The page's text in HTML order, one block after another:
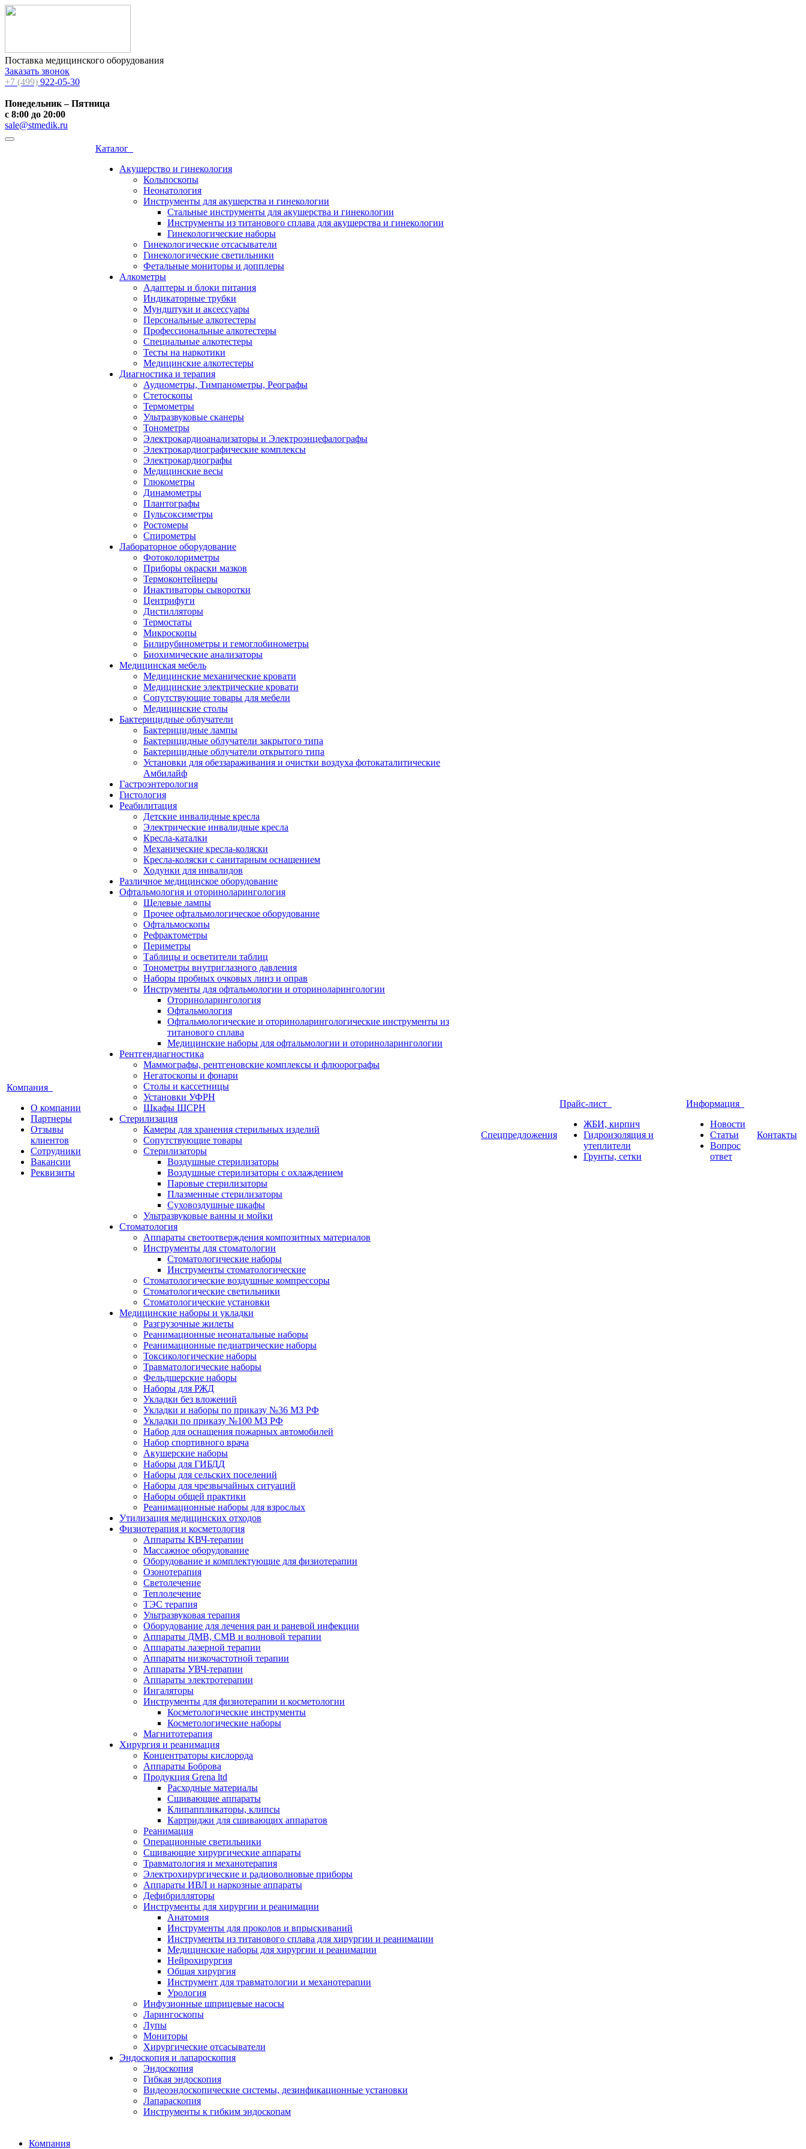
Поставка медицинского оборудования
Заказать звонок
+7 (499) 922-05-30
Понедельник – Пятница
с 8:00 до 20:00
sale@stmedik.ru
Компания
О компании
Партнеры
Отзывы
клиентов
Сотрудники
Вакансии
Реквизиты
Каталог
Акушерство и гинекология
Кольпоскопы
Неонатология
Инструменты для акушерства и гинекологии
Стальные инструменты для акушерства и гинекологии
Инструменты из титанового сплава для акушерства и гинекологии
Гинекологические наборы
Гинекологические отсасыватели
Гинекологические светильники
Фетальные мониторы и допплеры
Алкометры
Адаптеры и блоки питания
Индикаторные трубки
Мундштуки и аксессуары
Персональные алкотестеры
Профессиональные алкотестеры
Специальные алкотестеры
Тесты на наркотики
Медицинские алкотестеры
Диагностика и терапия
Аудиометры, Тимпанометры, Реографы
Стетоскопы
Термометры
Ультразвуковые сканеры
Тонометры
Электрокардиоанализаторы и Электроэнцефалографы
Электрокардиографические комплексы
Электрокардиографы
Медицинские весы
Глюкометры
Динамометры
Плантографы
Пульсоксиметры
Ростомеры
Спирометры
Лабораторное оборудование
Фотоколориметры
Приборы окраски мазков
Термоконтейнеры
Инактиваторы сыворотки
Центрифуги
Дистилляторы
Термостаты
Микроскопы
Билирубинометры и гемоглобинометры
Биохимические анализаторы
Медицинская мебель
Медицинские механические кровати
Медицинские электрические кровати
Сопутствующие товары для мебели
Медицинские столы
Бактерицидные облучатели
Бактерицидные лампы
Бактерицидные облучатели закрытого типа
Бактерицидные облучатели открытого типа
Установки для обеззараживания и очистки воздуха фотокаталитические
Амбилайф
Гастроэнтерология
Гистология
Реабилитация
Детские инвалидные кресла
Электрические инвалидные кресла
Кресла-каталки
Механические кресла-коляски
Кресла-коляски с санитарным оснащением
Ходунки для инвалидов
Различное медицинское оборудование
Офтальмология и оториноларингология
Щелевые лампы
Прочее офтальмологическое оборудование
Офтальмоскопы
Рефрактометры
Периметры
Таблицы и осветители таблиц
Тонометры внутриглазного давления
Наборы пробных очковых линз и оправ
Инструменты для офтальмологии и оториноларингологии
Оториноларингология
Офтальмология
Офтальмологические и оториноларингологические инструменты из
титанового сплава
Медицинские наборы для офтальмологии и оториноларингологии
Рентгендиагностика
Маммографы, рентгеновские комплексы и флюорографы
Негатоскопы и фонари
Столы и кассетницы
Установки УФРН
Шкафы ШСРН
Стерилизация
Камеры для хранения стерильных изделий
Сопутствующие товары
Стерилизаторы
Воздушные стерилизаторы
Воздушные стерилизаторы с охлаждением
Паровые стерилизаторы
Плазменные стерилизаторы
Суховоздушные шкафы
Ультразвуковые ванны и мойки
Стоматология
Аппараты светоотверждения композитных материалов
Инструменты для стоматологии
Стоматологические наборы
Инструменты стоматологические
Стоматологические воздушные компрессоры
Стоматологические светильники
Стоматологические установки
Медицинские наборы и укладки
Разгрузочные жилеты
Реанимационные неонатальные наборы
Реанимационные педиатрические наборы
Токсикологические наборы
Травматологические наборы
Фельдшерские наборы
Наборы для РЖД
Укладки без вложений
Укладки и наборы по приказу №36 МЗ РФ
Укладки по приказу №100 МЗ РФ
Набор для оснащения пожарных автомобилей
Набор спортивного врача
Акушерские наборы
Наборы для ГИБДД
Наборы для сельских поселений
Наборы для чрезвычайных ситуаций
Наборы общей практики
Реанимационные наборы для взрослых
Утилизация медицинских отходов
Физиотерапия и косметология
Аппараты KВЧ-терапии
Массажное оборудование
Оборудование и комплектующие для физиотерапии
Озонотерапия
Светолечение
Теплолечение
ТЭС терапия
Ультразвуковая терапия
Оборудование для лечения ран и раневой инфекции
Аппараты ДМВ, СМВ и волновой терапии
Аппараты лазерной терапии
Аппараты низкочастотной терапии
Аппараты УВЧ-терапии
Аппараты электротерапии
Ингаляторы
Инструменты для физиотерапии и косметологии
Косметологические инструменты
Косметологические наборы
Магнитотерапия
Хирургия и реанимация
Концентраторы кислорода
Аппараты Боброва
Продукция Grena ltd
Расходные материалы
Сшивающие аппараты
Клипаппликаторы, клипсы
Картриджи для сшивающих аппаратов
Реанимация
Операционные светильники
Сшивающие хирургические аппараты
Травматология и механотерапия
Электрохирургические и радиоволновые приборы
Аппараты ИВЛ и наркозные аппараты
Дефибрилляторы
Инструменты для хирургии и реанимации
Анатомия
Инструменты для проколов и впрыскиваний
Инструменты из титанового сплава для хирургии и реанимации
Медицинские наборы для хирургии и реанимации
Нейрохирургия
Общая хирургия
Инструмент для травматологии и механотерапии
Урология
Инфузионные шприцевые насосы
Ларингоскопы
Лупы
Мониторы
Хирургические отсасыватели
Эндоскопия и лапароскопия
Эндоскопия
Гибкая эндоскопия
Видеоэндоскопические системы, дезинфикационные установки
Лапараскопия
Инструменты к гибким эндоскопам
Спецпредложения
Прайс-лист
ЖБИ, кирпич
Гидроизоляция и
утеплители
Грунты, сетки
Информация
Новости
Статьи
Вопрос
ответ
Контакты
Компания